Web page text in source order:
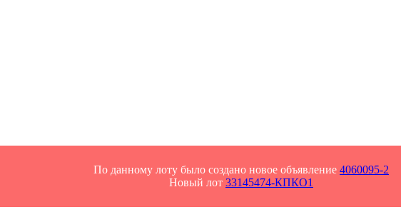
По данному лоту было создано новое объявление 4060095-2
Новый лот 33145474-КПКО1